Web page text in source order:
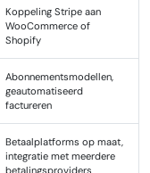
Koppeling Stripe aan
WooCommerce of
Shopify
Abonnementsmodellen,
geautomatiseerd
factureren
Betaalplatforms op maat,
integratie met meerdere
betalingsproviders